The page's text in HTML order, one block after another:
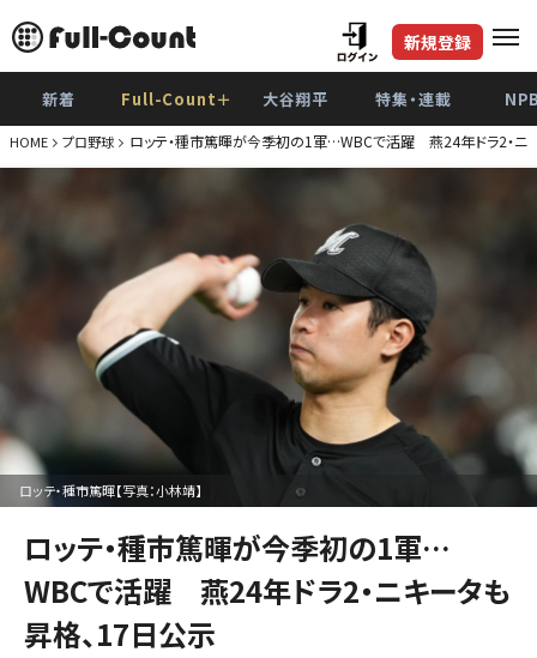
新規登録
新着 Full-Count＋ 大谷翔平 特集・連載
HOME プロ野球 ロッテ・種市篤暉が今季初の1軍…WBCで活躍 燕24年ドラ2・ニ
ロッテ・種市篤暉【写真：小林靖】
ロッテ・種市篤暉が今季初の1軍…
WBCで活躍 燕24年ドラ2・ニキータも
昇格、17日公示